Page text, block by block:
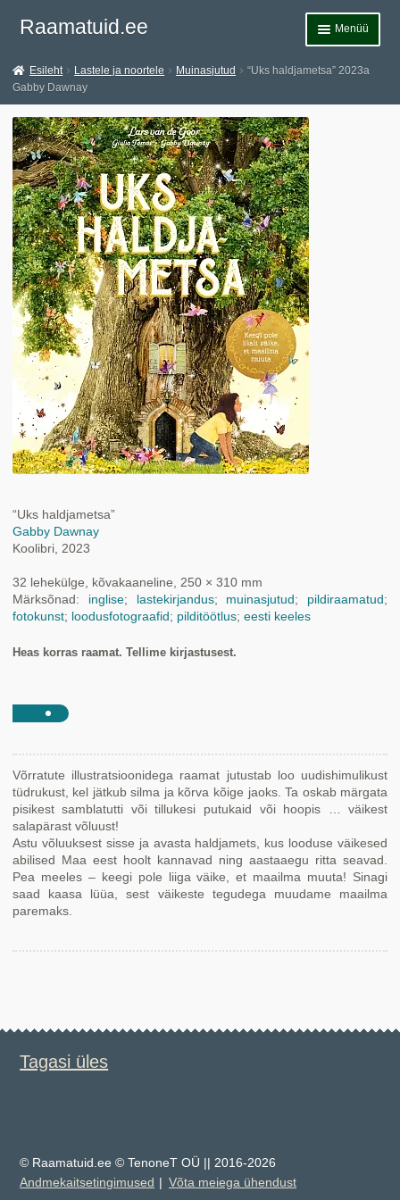
Liigu
Liigu
Raamatuid.ee Menüü
Esileht
Teemad
Allahindlused
Märksõnad
Andmekaitsetingimused
Müügitingimused
Kontakt
Esileht Lastele ja noortele Muinasjutud
“Uks haldjametsa” 2023a
Gabby Dawnay
“Uks haldjametsa”
Gabby Dawnay
Koolibri, 2023
32 lehekülge, kõvakaaneline, 250 × 310 mm
Märksõnad: inglise; lastekirjandus; muinasjutud ; pildiraamatud ;
fotokunst; loodusfotograafid ; pilditöötlus; eesti keeles
Heas korras raamat. Tellime kirjastusest.
Võrratute illustratsioonidega raamat jutustab loo uudishimulikust
tüdrukust, kel jätkub silma ja kõrva kõige jaoks. Ta oskab märgata
pisikest samblatutti või tillukesi putukaid või hoopis … väikest
salapärast võluust!
Astu võluuksest sisse ja avasta haldjamets, kus looduse väikesed
abilised Maa eest hoolt kannavad ning aastaaegu ritta seavad.
Pea meeles – keegi pole liiga väike, et maailma muuta! Sinagi
saad kaasa lüüa, sest väikeste tegudega muudame maailma
paremaks.
Tagasi üles
© Raamatuid.ee © TenoneT OÜ || 2016-2026
Andmekaitsetingimused
Võta meiega ühendust